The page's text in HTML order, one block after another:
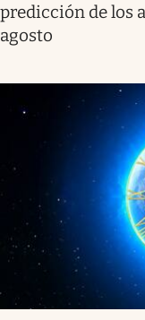
predicción de los
agosto